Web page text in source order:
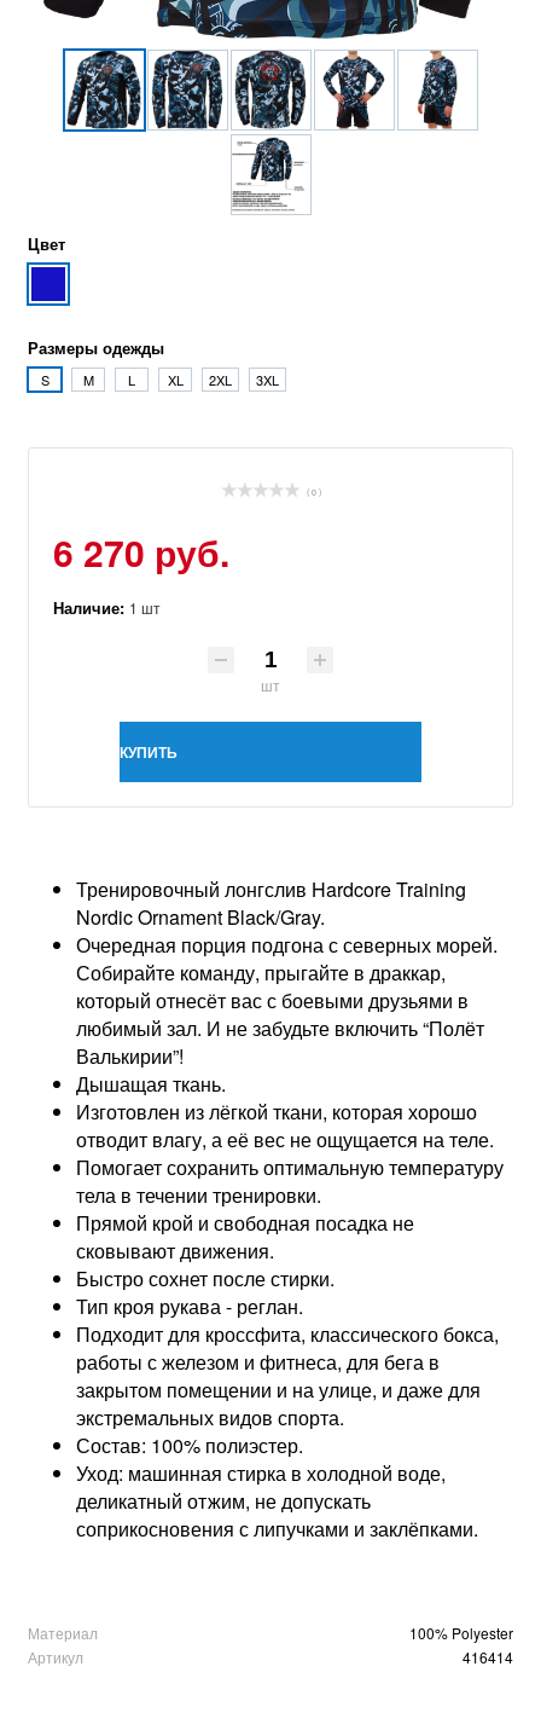
Цвет
Размеры одежды
S M L XL 2XL 3XL
( 0 )
6 270 руб.
Наличие: 1 шт
шт
КУПИТЬ
Тренировочный лонгслив Hardcore Training
Nordic Ornament Black/Gray.
Очередная порция подгона с северных морей.
Собирайте команду, прыгайте в драккар,
который отнесёт вас с боевыми друзьями в
любимый зал. И не забудьте включить “Полёт
Валькирии”!
Дышащая ткань.
Изготовлен из лёгкой ткани, которая хорошо
отводит влагу, а её вес не ощущается на теле.
Помогает сохранить оптимальную температуру
тела в течении тренировки.
Прямой крой и свободная посадка не
сковывают движения.
Быстро сохнет после стирки.
Тип кроя рукава - реглан.
Подходит для кроссфита, классического бокса,
работы с железом и фитнеса, для бега в
закрытом помещении и на улице, и даже для
экстремальных видов спорта.
Состав: 100% полиэстер.
Уход: машинная стирка в холодной воде,
деликатный отжим, не допускать
соприкосновения с липучками и заклёпками.
Материал
100% Polyester
Артикул
416414